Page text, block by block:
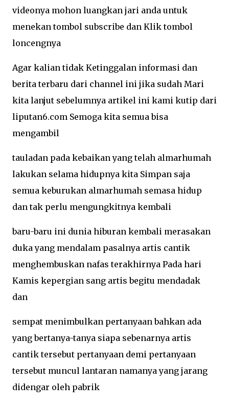
videonya mohon luangkan jari anda untuk
menekan tombol subscribe dan Klik tombol
loncengnya
Agar kalian tidak Ketinggalan informasi dan
berita terbaru dari channel ini jika sudah Mari
kita lanjut sebelumnya artikel ini kami kutip dari
liputan6.com Semoga kita semua bisa
mengambil
tauladan pada kebaikan yang telah almarhumah
lakukan selama hidupnya kita Simpan saja
semua keburukan almarhumah semasa hidup
dan tak perlu mengungkitnya kembali
baru-baru ini dunia hiburan kembali merasakan
duka yang mendalam pasalnya artis cantik
menghembuskan nafas terakhirnya Pada hari
Kamis kepergian sang artis begitu mendadak
dan
sempat menimbulkan pertanyaan bahkan ada
yang bertanya-tanya siapa sebenarnya artis
cantik tersebut pertanyaan demi pertanyaan
tersebut muncul lantaran namanya yang jarang
didengar oleh pabrik